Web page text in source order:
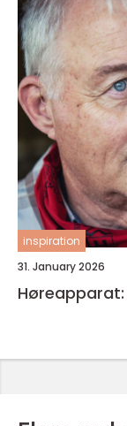
inspiration
31. January 2026